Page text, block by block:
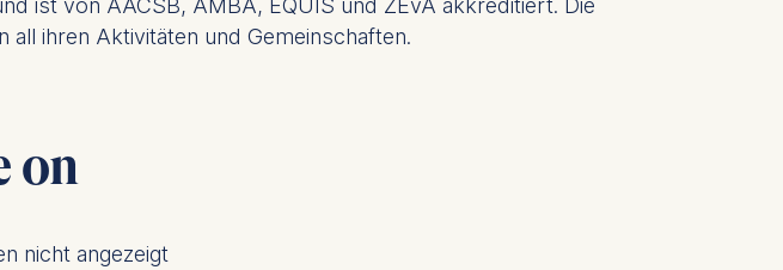
ihren Aktivitäten und Gemeinschaften.
on
nicht angezeigt